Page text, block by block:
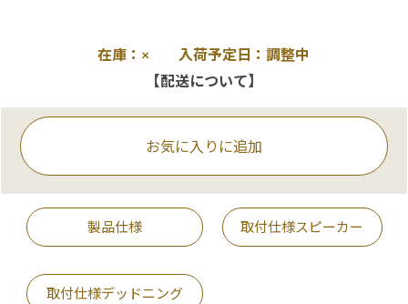
在庫：× 入荷予定日：調整中
【配送について】
お気に入りに追加
製品仕様 取付仕様スピーカー
取付仕様デッドニング